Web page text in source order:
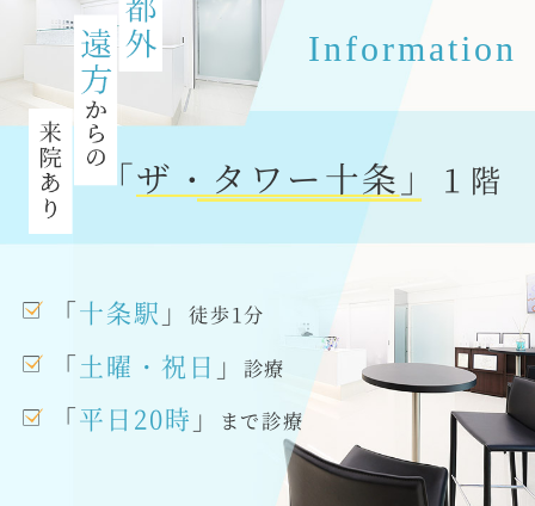
Information
「ザ・タワー十条 」 １階
「十条駅 」 徒歩1分
「土曜・祝日 」 診療
「平日20時 」 まで診療